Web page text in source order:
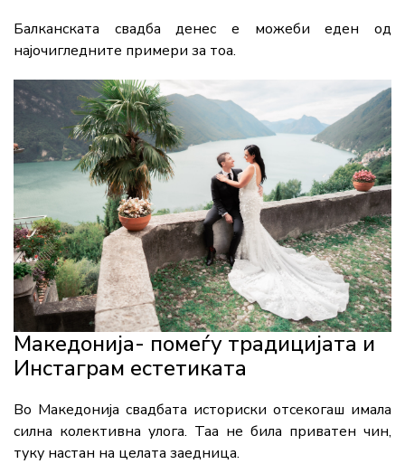
Балканската свадба денес е можеби еден од
најочигледните примери за тоа.
Македонија- помеѓу традицијата и
Инстаграм естетиката
Во Македонија свадбата историски отсекогаш имала
силна колективна улога. Таа не била приватен чин,
туку настан на целата заедница.